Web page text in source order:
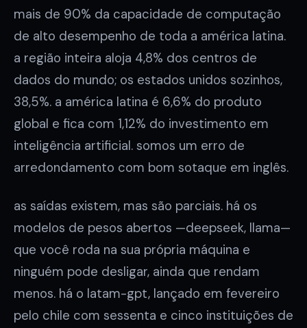
mais de 90% da capacidade de computação
de alto desempenho de toda a américa latina.
a região inteira aloja 4,8% dos centros de
dados do mundo; os estados unidos sozinhos,
38,5%. a américa latina é 6,6% do produto
global e fica com 1,12% do investimento em
inteligência artificial. somos um erro de
arredondamento com bom sotaque em inglês.
as saídas existem, mas são parciais. há os
modelos de pesos abertos —deepseek, llama—
que você roda na sua própria máquina e
ninguém pode desligar, ainda que rendam
menos. há o latam-gpt, lançado em fevereiro
pelo chile com sessenta e cinco instituições de